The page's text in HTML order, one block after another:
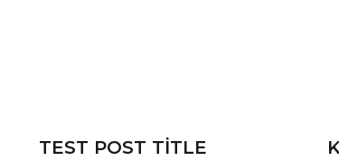
TEST POST TITLE